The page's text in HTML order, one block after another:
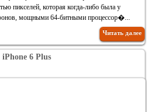
пикселей, которая когда-либо была у
мощными 64-битными процессор�...
Читать далее
6 Plus